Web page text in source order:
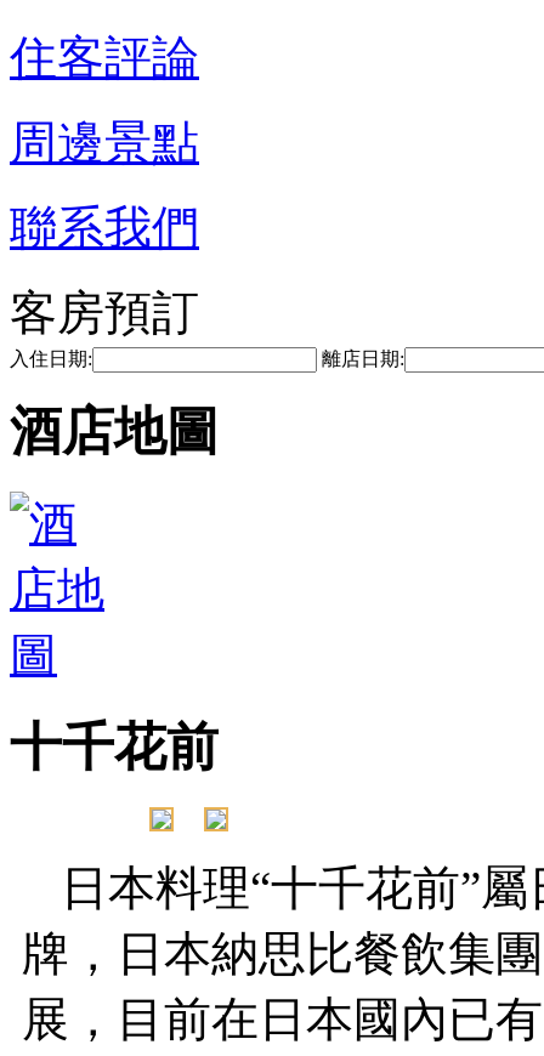
住客評論
周邊景點
聯系我們
客房預訂
入住日期: 離店日期:
酒店地圖
十千花前
日本料理“十千花前”
牌，日本納思比餐飲集
展，目前在日本國內已